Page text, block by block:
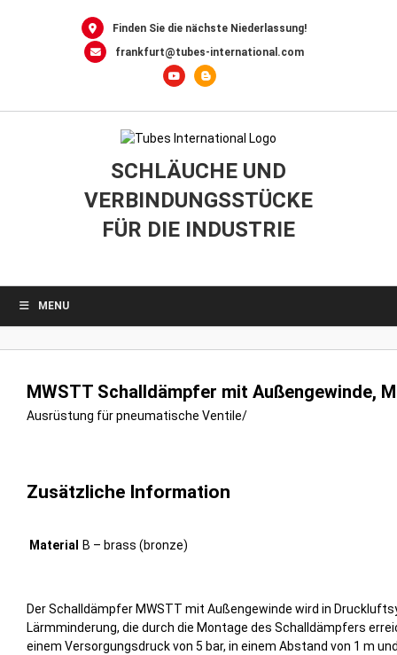
Finden Sie die nächste Niederlassung!
frankfurt@tubes-international.com
SCHLÄUCHE UND
VERBINDUNGSSTÜCKE
FÜR DIE INDUSTRIE
MENU
MWSTT Schalldämpfer mit Außengewinde,
Ausrüstung für pneumatische Ventile/
Zusätzliche Information
Material B – brass (bronze)
Der Schalldämpfer MWSTT mit Außengewinde wird in
Lärmminderung, die durch die Montage des Schalldämpfers
einem Versorgungsdruck von 5 bar, in einem Abstand von 1 m